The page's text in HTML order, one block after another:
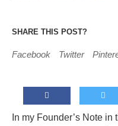
SHARE THIS POST?
Facebook Twitter
In my Founder’s Note